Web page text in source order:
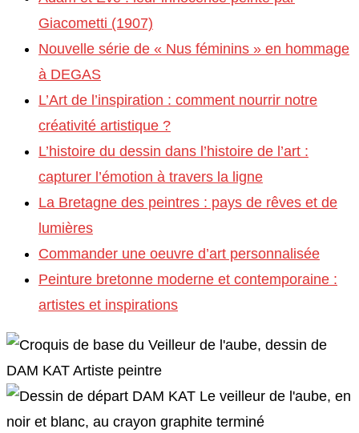
Giacometti (1907)
Nouvelle série de « Nus féminins » en hommage
à DEGAS
L’Art de l’inspiration : comment nourrir notre
créativité artistique ?
L’histoire du dessin dans l’histoire de l’art :
capturer l’émotion à travers la ligne
La Bretagne des peintres : pays de rêves et de
lumières
Commander une oeuvre d’art personnalisée
Peinture bretonne moderne et contemporaine :
artistes et inspirations